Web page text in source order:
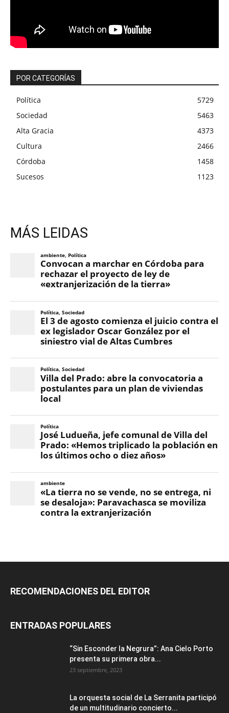
POR CATEGORÍAS
Política
5729
Sociedad
5463
Alta Gracia
4373
Cultura
2466
Córdoba
1458
Sucesos
1123
MÁS LEIDAS
RECOMENDACIONES DEL EDITOR
ENTRADAS POPULARES
“Sin Esconder la Negrura”: Ana Cielo Porto
presenta su primera obra...
23 septiembre, 2023
La orquesta social de La Serranita participó
de un multitudinario concierto...